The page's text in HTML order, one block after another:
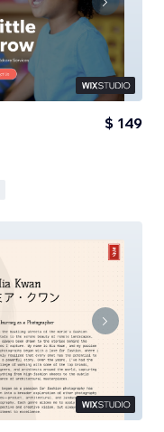
$ 149